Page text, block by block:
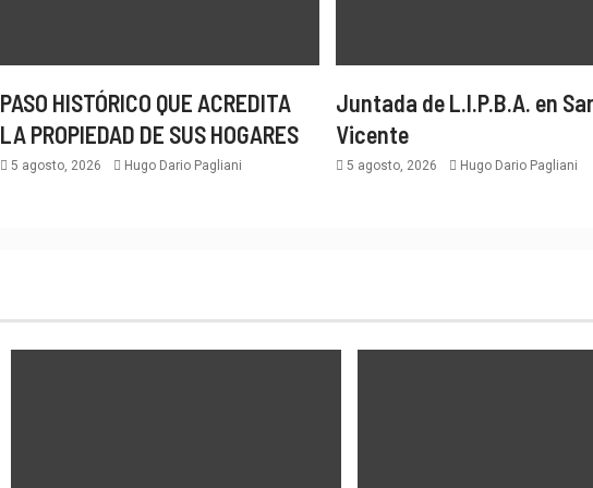
PASO HISTÓRICO QUE ACREDITA
LA PROPIEDAD DE SUS HOGARES
5 agosto, 2026 Hugo Dario Pagliani
Juntada de L.I.P.B.A. en
Vicente
5 agosto, 2026 Hugo Dario Pagliani